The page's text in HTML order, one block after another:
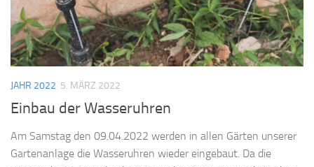
JAHR 2022 5. MÄRZ 2022
Einbau der Wasseruhren
Am Samstag den 09.04.2022 werden in allen Gärten unserer
Gartenanlage die Wasseruhren wieder eingebaut. Da die